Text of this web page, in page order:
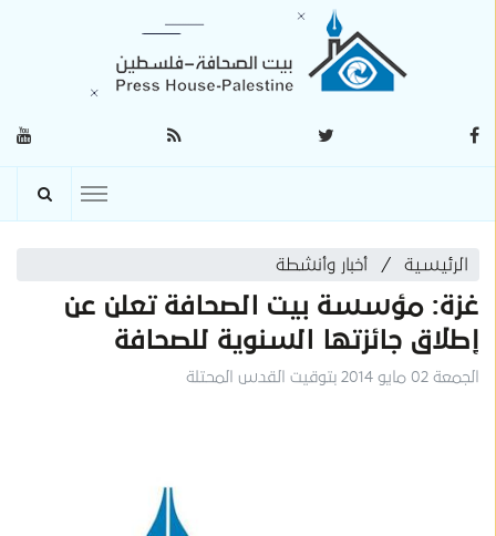
الرئيسية أخبار وأنشطة
غزة: مؤسسة بيت الصحافة تعلن عن
إطلاق جائزتها السنوية للصحافة
الجمعة 02 مايو 2014 بتوقيت القدس المحتلة